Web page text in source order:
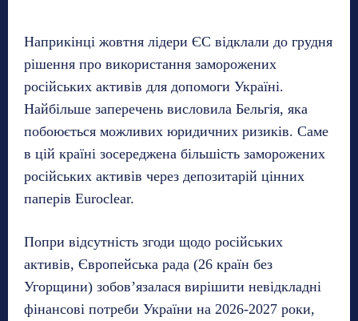
Наприкінці жовтня лідери ЄС відклали до грудня
рішення про використання заморожених
російських активів для допомоги Україні.
Найбільше заперечень висловила Бельгія, яка
побоюється можливих юридичних ризиків. Саме
в цій країні зосереджена більшість заморожених
російських активів через депозитарій цінних
паперів Euroclear.
Попри відсутність згоди щодо російських
активів, Європейська рада (26 країн без
Угорщини) зобов’язалася вирішити невідкладні
фінансові потреби України на 2026-2027 роки,